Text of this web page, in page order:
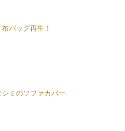
バッグ再生！
ミのソファカバー